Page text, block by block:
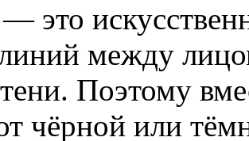
это
между
Поэтому
чёрной или